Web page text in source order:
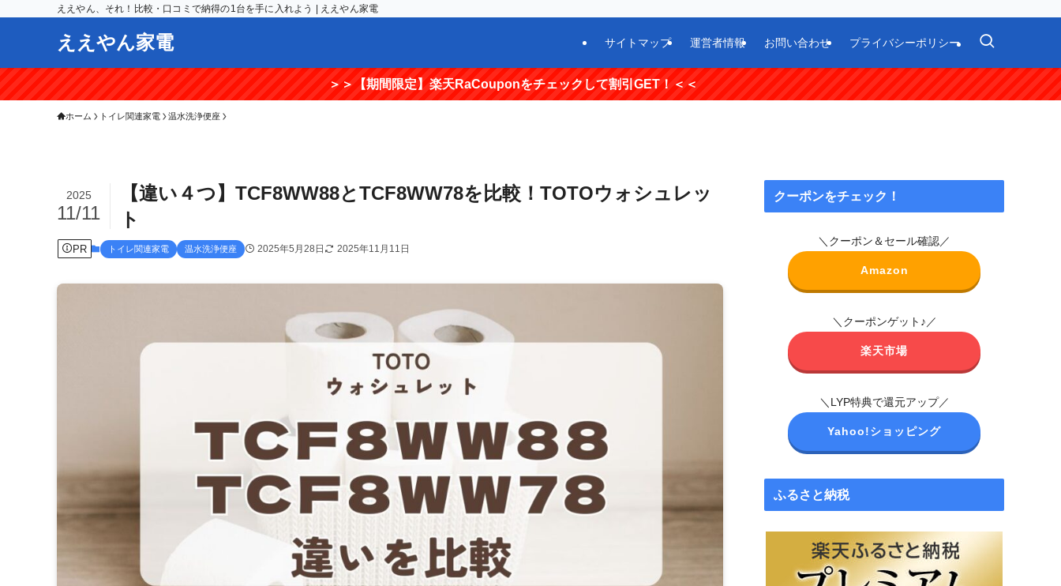
ええやん、それ！比較・口コミで納得の1台を手に入れよう | ええやん家電
ええやん家電 サイトマップ 運営者情報 お問い合わせ プライバシーポリシー
＞＞【期間限定】楽天RaCouponをチェックして割引GET！＜＜
ホーム トイレ関連家電 温水洗浄便座
【違い４つ】TCF8WW88とTCF8WW78を比較！TOTOウォシュレッ
ト
2025
11/11
PR トイレ関連家電 温水洗浄便座 2025年5月28日 2025年11月11日
クーポンをチェック！
＼クーポン＆セール確認／
Amazon
＼クーポンゲット♪／
楽天市場
＼LYP特典で還元アップ／
Yahoo!ショッピング
ふるさと納税